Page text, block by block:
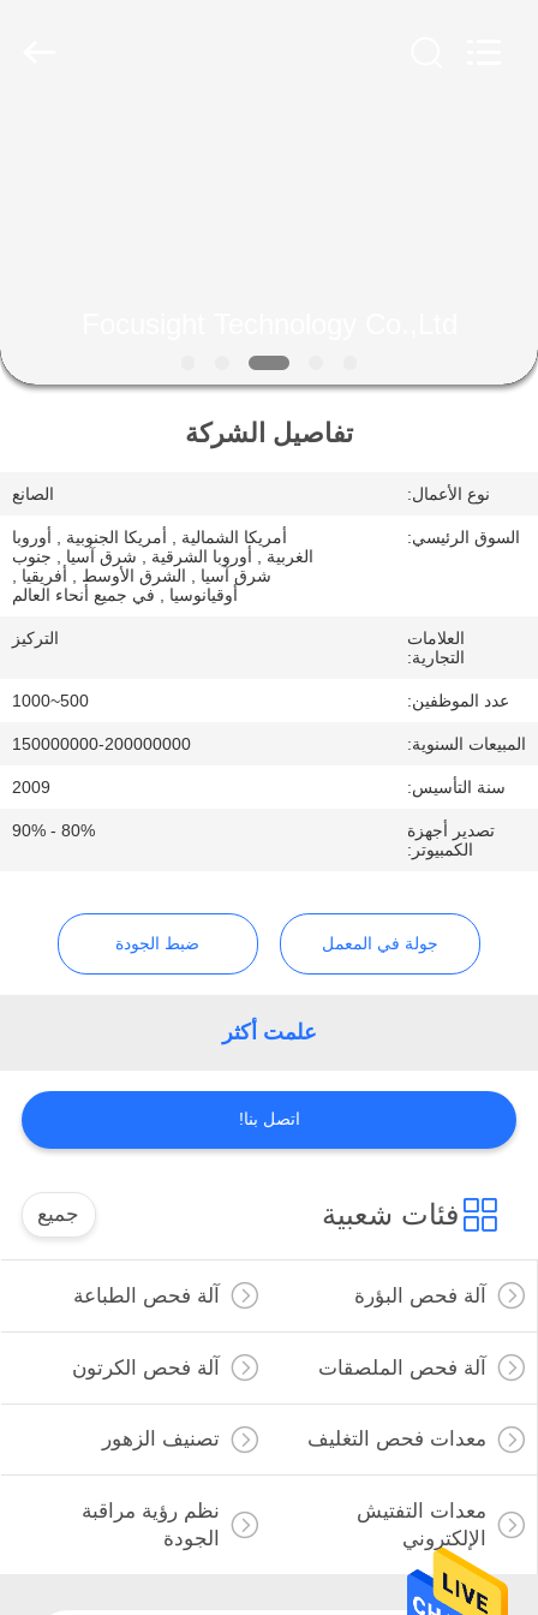
جولة
المعمل
مراقبة
اتصل
بنا
أخبار
اقتباس
خريطة
PRIVACY
POLICY
تفاصيل الشركة
نوع الأعمال: الصانع
السوق الرئيسي:
أمريكا الشمالية , أمريكا الجنوبية , أوروبا
الغربية , أوروبا الشرقية , شرق آسيا , جنوب
شرق آسيا , الشرق الأوسط , أفريقيا ,
أوقيانوسيا , في جميع أنحاء العالم
العلامات
التجارية:
التركيز
عدد الموظفين: 500~1000
المبيعات السنوية: 150000000-200000000
سنة التأسيس: 2009
تصدير أجهزة
الكمبيوتر:
80% - 90%
جولة في المعمل ضبط الجودة
علمت أكثر
اتصل بنا!
فئات شعبية جميع
آلة فحص البؤرة آلة فحص الطباعة
آلة فحص الملصقات آلة فحص الكرتون
معدات فحص التغليف تصنيف الزهور
معدات التفتيش
الإلكتروني
نظم رؤية مراقبة
الجودة